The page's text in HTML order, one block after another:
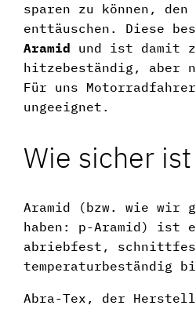
sparen zu können,
enttäuschen. Diese
Aramid und ist damit
hitzebeständig, aber
Für uns
ungeeignet.
Wie sicher
Aramid (bzw. wie wir
haben: p-Aramid) ist
abriebfest,
temperaturbeständig
Abra-Tex, der